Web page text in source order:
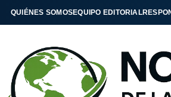
QUIÉNES SOMOSEQUIPO EDITORIAL